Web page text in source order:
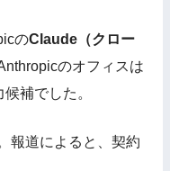
のClaude（クロー
のオフィスは
補でした。
報道によると、契約